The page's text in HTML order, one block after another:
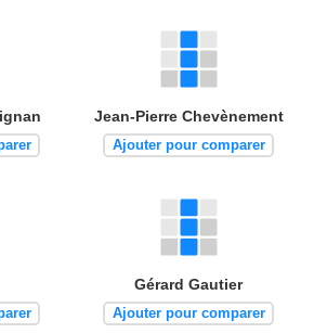
Jean-Pierre Chevènement
Ajouter pour comparer
Gérard Gautier
Ajouter pour comparer